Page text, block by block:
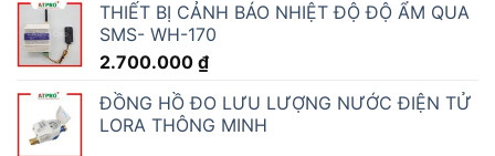
THIẾT BỊ CẢNH BÁO NHIỆT ĐỘ ĐỘ ẨM QUA
SMS- WH-170
2.700.000 ₫
ĐỒNG HỒ ĐO LƯU LƯỢNG NƯỚC ĐIỆN TỬ
LORA THÔNG MINH